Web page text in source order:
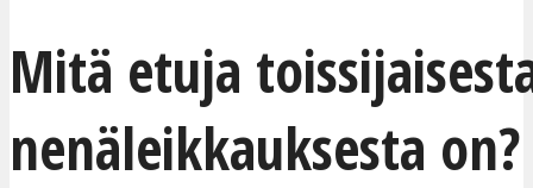
Mitä etuja
nenäleikkauksesta on?